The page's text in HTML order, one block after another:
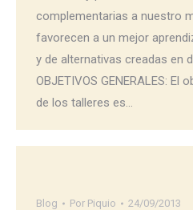
complementarias a nuestro
favorecen a un mejor
y de alternativas creadas en
OBJETIVOS GENERALES: El
de los talleres es…
Blog Por Piquio 24/09/2013